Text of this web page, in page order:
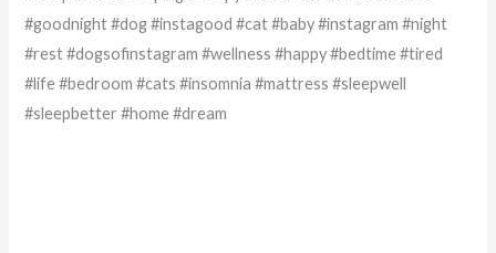
#goodnight #dog #instagood #cat #baby #instagram #night
#rest #dogsofinstagram #wellness #happy #bedtime #tired
#life #bedroom #cats #insomnia #mattress #sleepwell
#sleepbetter #home #dream